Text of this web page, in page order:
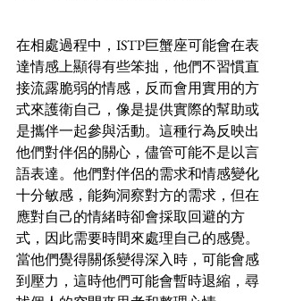
在相處過程中，ISTP巨蟹座可能會在表
達情感上顯得有些笨拙，他們不習慣直
接流露脆弱的情感，反而會用實用的方
式來護衛自己，像是提供實際的幫助或
是攜伴一起參與活動。這種行為反映出
他們對伴侶的關心，儘管可能不是以言
語表達。他們對伴侶的需求和情感變化
十分敏感，能夠洞察對方的需求，但在
應對自己的情緒時卻會採取回避的方
式，因此需要時間來處理自己的感覺。
當他們覺得關係變得深入時，可能會感
到壓力，這時他們可能會暫時退縮，尋